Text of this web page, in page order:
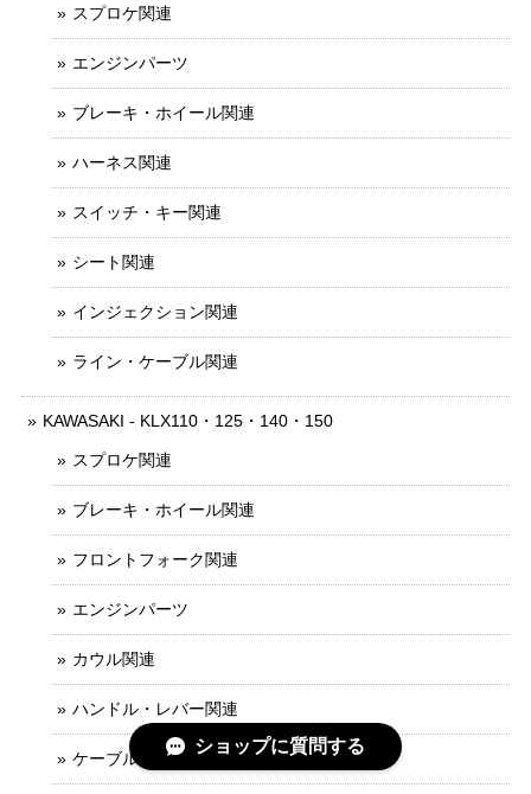
スプロケ関連
エンジンパーツ
ブレーキ・ホイール関連
ハーネス関連
スイッチ・キー関連
シート関連
インジェクション関連
ライン・ケーブル関連
KAWASAKI - KLX110・125・140・150
スプロケ関連
ブレーキ・ホイール関連
フロントフォーク関連
エンジンパーツ
カウル関連
ハンドル・レバー関連
ケーブル・ライン関連
ショップに質問する